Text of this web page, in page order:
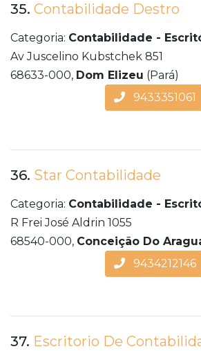
35. Contabilidade Destro
Categoria: Contabilidade -
Av Juscelino Kubstchek 851
68633-000, Dom Elizeu (Pará)
9433351061
36. Star Contabilidade
Categoria: Contabilidade -
R Frei José Aldrin 1055
68540-000, Conceição Do
9434212146
37. Escritorio De